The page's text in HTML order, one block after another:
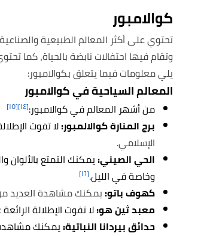
كوالامبور
تحتوي على أكثر المعالم الطبيعية
وتقام فيها احتفالات نابضة بالحياة، كما
يلي معلومات فيما يتعلق بكوالامبور:
المعالم السياحية في كوالامبور
من أشهر المعالم في كوالامبور:[١٤] [١٥]
برج المنارة كوالالمبور:لا تفوت
الإسلامي.
الحي الصيني:يمكنك التمتع
وخاصة في الليل.[١٦]
كهوف باتو:يمكنك مشاهدةالعديد
معبد ثين هو:لا تفوت الإطلالة
حدائق بيردانا النباتية:يمكنك مشاهدة